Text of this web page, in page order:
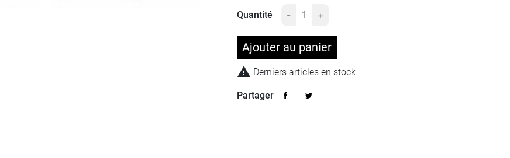
Quantité - +
Ajouter au panier
 Derniers articles en stock
Partager